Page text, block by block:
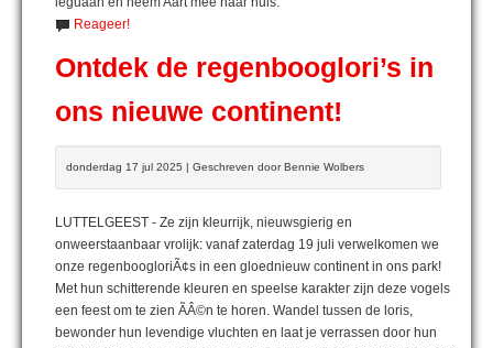
Reageer!
Ontdek de regenbooglori’s in
ons nieuwe continent!
donderdag 17 jul 2025 | Geschreven door Bennie Wolbers
LUTTELGEEST - Ze zijn kleurrijk, nieuwsgierig en
onweerstaanbaar vrolijk: vanaf zaterdag 19 juli verwelkomen we
onze regenboogloriÃ¢s in een gloednieuw continent in ons park!
Met hun schitterende kleuren en speelse karakter zijn deze vogels
een feest om te zien ÃÂ©n te horen. Wandel tussen de loris,
bewonder hun levendige vluchten en laat je verrassen door hun